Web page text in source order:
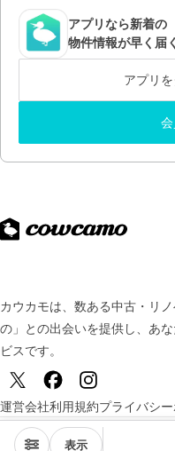
表示
アプリなら新着の
物件情報が早く届
アプリ
カウカモは、数ある中古・リ
の」との出会いを提供し、 あ
ビスです。
運営会社利用規約プライバシ
©